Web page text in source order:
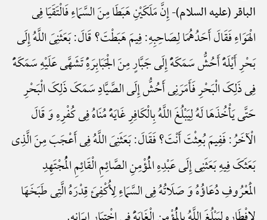
الباقر (علیه السلام)-إِنَّ مَلَکَیْنِ هَبَطَا مِنَ السَّمَاءِ فَالْتَقَیَا فِی
الْهَوَاءِ فَقَالَ أَحَدُهُمَا لِصَاحِبِهِ: فِیمَ هَبَطْتَ؟ قَالَ: بَعَثَنِیَ اللَّهُ إِلَی
بَحْرِ أَیْلَهًَْ أَحُشُّ سَمَکَهًًْ إِلَی جَبَّارٍ مِنَ الْجَبَابِرَهًِْ تَشَهَّی عَلَیْهِ سَمَکَهًًْ
فِی ذَلِکَ الْبَحْرِ فَأَمَرَنِی أَحُشُّ إِلَی الصَّیَّادِ سَمَکَ ذَلِکَ الْبَحْرِ
حَتَّی یَأْخُذَهَا لَهُ لِیَبْلُغَ اللَّهُ بِالْکَافِرِ غَایَهًَْ مُنَاهُ فِی کُفْرِهِ وَ قَالَ
الْآخَرُ: فَفِیمَ بُعِثْتَ أَنْتَ؟ فَقَالَ: بَعَثَنِیَ اللَّهُ فِی أَعْجَبَ مِنَ الَّذِی
بَعَثَکَ فِیهِ بَعَثَنِی إِلَی عَبْدِهِ الْمُؤْمِنِ الصَّائِمِ الْقَائِمِ الْمُجْتَهِدِ
الْمَعْرُوفِ دُعَاؤُهُ وَ صَلَاتُهُ فِی السَّمَاءِ لِأُکْفِئَ قِدْرَهُ الَّتِی طَبَخَهَا